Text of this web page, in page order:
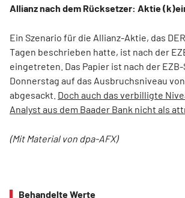
Allianz nach dem Rücksetzer: Aktie
Ein Szenario für die Allianz-Aktie, das
Tagen beschrieben hatte, ist nach der
eingetreten. Das Papier ist nach der
Donnerstag auf das Ausbruchsniveau von
abgesackt. Doch auch das verbilligte
Analyst aus dem Baader Bank nicht als
(Mit Material von dpa-AFX)
Behandelte Werte